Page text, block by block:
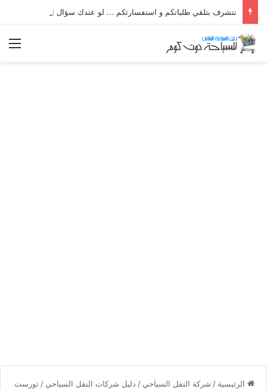
الرئيسية / شركة النقل السياحي / دليل شركات النقل السياحي / تورست